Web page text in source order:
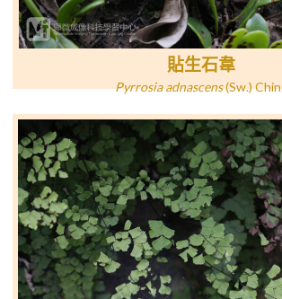
貼生石韋
Pyrrosia adnascens(Sw.)